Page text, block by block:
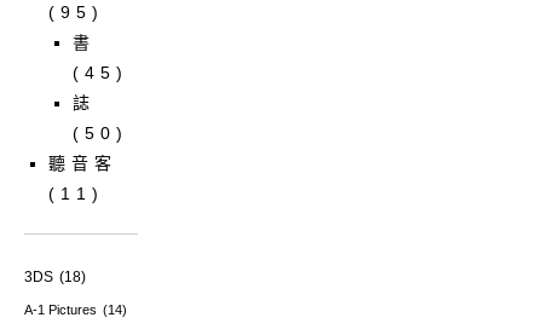
(95)
書
(45)
誌
(50)
聽音客
(11)
3DS (18)
A-1 Pictures (14)